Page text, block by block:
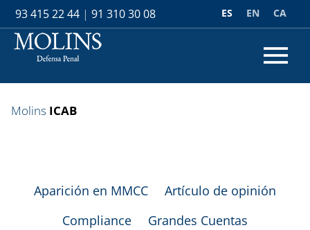
93 415 22 44 | 91 310 30 08 CA
EN
ES
Molins ICAB
Aparición en MMCC
Artículo de opinión
Compliance
Grandes Cuentas